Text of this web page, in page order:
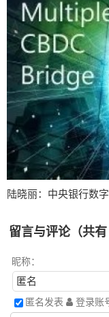
陆晓丽：中央银行数
留言与评论（共有
昵称：
匿名发表 登录账